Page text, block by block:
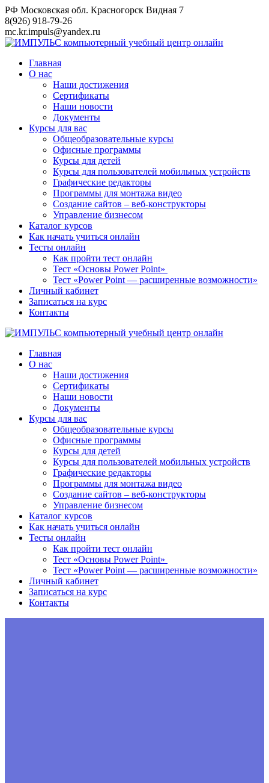
Перейти
к
контенту
РФ Московская обл. Красногорск Видная 7
8(926) 918-79-26
mc.kr.impuls@yandex.ru
Главная
О нас
Наши достижения
Сертификаты
Наши новости
Документы
Курсы для вас
Общеобразовательные курсы
Офисные программы
Курсы для детей
Курсы для пользователей мобильных устройств
Графические редакторы
Программы для монтажа видео
Создание сайтов – веб-конструкторы
Управление бизнесом
Каталог курсов
Как начать учиться онлайн
Тесты онлайн
Как пройти тест онлайн
Тест «Основы Power Point»
Тест «Power Point — расширенные возможности»
Личный кабинет
Записаться на курс
Контакты
Главная
О нас
Наши достижения
Сертификаты
Наши новости
Документы
Курсы для вас
Общеобразовательные курсы
Офисные программы
Курсы для детей
Курсы для пользователей мобильных устройств
Графические редакторы
Программы для монтажа видео
Создание сайтов – веб-конструкторы
Управление бизнесом
Каталог курсов
Как начать учиться онлайн
Тесты онлайн
Как пройти тест онлайн
Тест «Основы Power Point»
Тест «Power Point — расширенные возможности»
Личный кабинет
Записаться на курс
Контакты